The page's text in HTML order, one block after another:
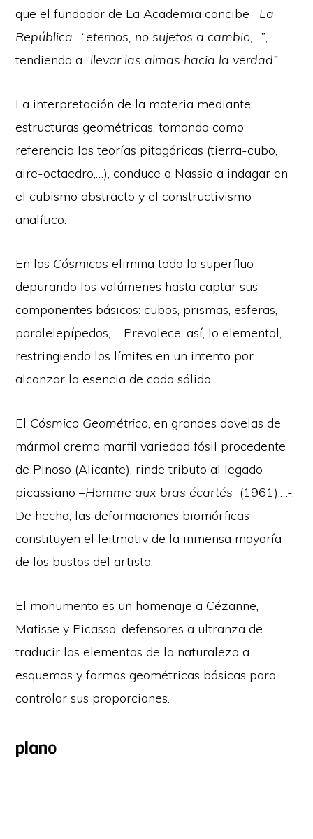
que el fundador de La Academia concibe –La
República- “eternos, no sujetos a cambio,…”,
tendiendo a “llevar las almas hacia la verdad”.
La interpretación de la materia mediante
estructuras geométricas, tomando como
referencia las teorías pitagóricas (tierra-cubo,
aire-octaedro,…), conduce a Nassio a indagar en
el cubismo abstracto y el constructivismo
analítico.
En los Cósmicoselimina todo lo superfluo
depurando los volúmenes hasta captar sus
componentes básicos: cubos, prismas, esferas,
paralelepípedos,…, Prevalece, así, lo elemental,
restringiendo los límites en un intento por
alcanzar la esencia de cada sólido.
El Cósmico Geométrico, en grandes dovelas de
mármol crema marfil variedad fósil procedente
de Pinoso (Alicante), rinde tributo al legado
picassiano –Homme aux bras écartés (1961),…-.
De hecho, las deformaciones biomórficas
constituyen el leitmotiv de la inmensa mayoría
de los bustos del artista.
El monumento es un homenaje a Cézanne,
Matisse y Picasso, defensores a ultranza de
traducir los elementos de la naturaleza a
esquemas y formas geométricas básicas para
controlar sus proporciones.
plano